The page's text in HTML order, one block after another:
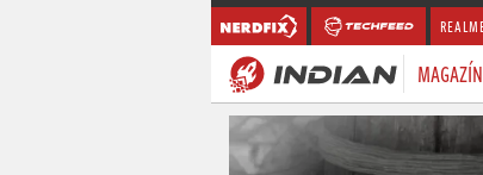
MAGAZÍN